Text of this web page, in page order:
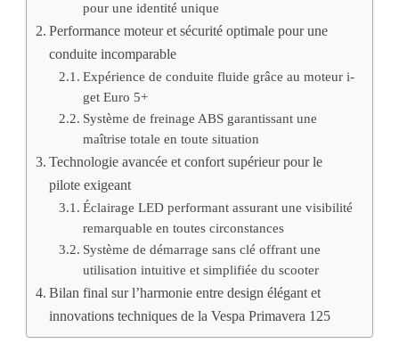
pour une identité unique
Performance moteur et sécurité optimale pour une
conduite incomparable
Expérience de conduite fluide grâce au moteur i-
get Euro 5+
Système de freinage ABS garantissant une
maîtrise totale en toute situation
Technologie avancée et confort supérieur pour le
pilote exigeant
Éclairage LED performant assurant une visibilité
remarquable en toutes circonstances
Système de démarrage sans clé offrant une
utilisation intuitive et simplifiée du scooter
Bilan final sur l’harmonie entre design élégant et
innovations techniques de la Vespa Primavera 125